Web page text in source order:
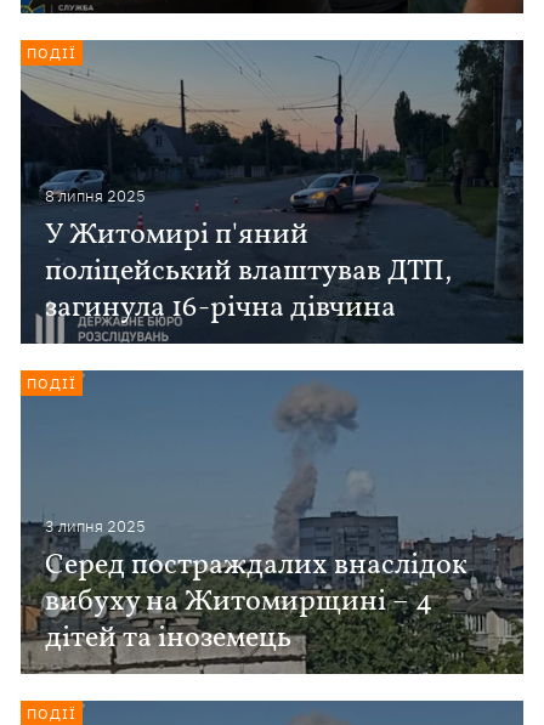
8 липня 2025
У Житомирі п'яний
поліцейський влаштував ДТП,
загинула 16-річна дівчина
ПОДІЇ
3 липня 2025
Серед постраждалих внаслідок
вибуху на Житомирщині – 4
дітей та іноземець
ПОДІЇ
ПОДІЇ